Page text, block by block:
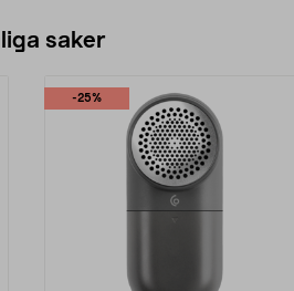
saker
-25%